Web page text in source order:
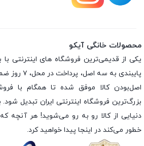
محصولات خانگی آیکو
یکی از قدیمی‌ترین فروشگاه های اینترنتی
پایبندی به
اصل‌بودن کالا موفق شده تا همگام با
بزرگ‌ترین فروشگاه اینترنتی ایران تبدیل
دنیایی از کالا رو به رو می‌شوید! هر آنچه
خطور می‌کند در اینجا پیدا خواهید کرد.